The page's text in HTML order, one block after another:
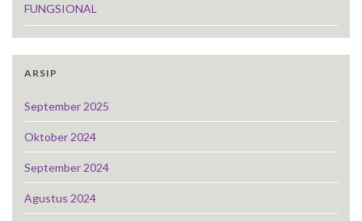
FUNGSIONAL
ARSIP
September 2025
Oktober 2024
September 2024
Agustus 2024